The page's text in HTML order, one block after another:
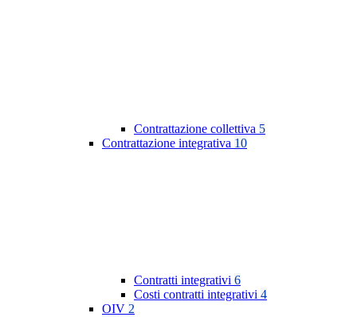
Contrattazione collettiva 5
Contrattazione integrativa 10
Contratti integrativi 6
Costi contratti integrativi 4
OIV 2